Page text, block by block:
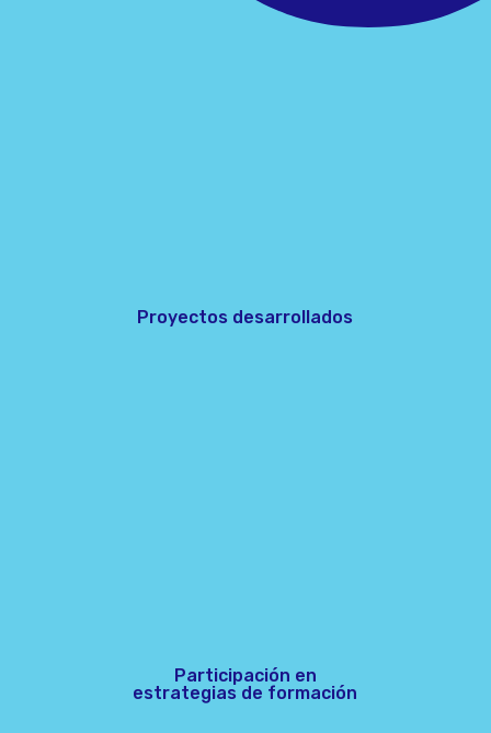
Proyectos desarrollados
Participación en
estrategias de formación